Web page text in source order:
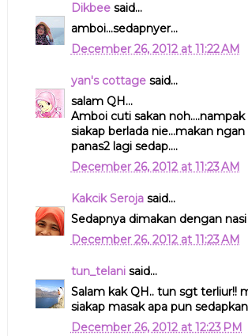
Dikbeesaid...
amboi...sedapnyer...
December 26, 2012 at 11:22 AM
yan's cottagesaid...
salam QH...
Amboi cuti sakan noh....nampak
siakap berlada nie...makan ngan
panas2 lagi sedap....
December 26, 2012 at 11:23 AM
Kakcik Serojasaid...
Sedapnya dimakan dengan nasi
December 26, 2012 at 11:23 AM
tun_telanisaid...
Salam kak QH.. tun sgt terliur!!
siakap masak apa pun
December 26, 2012 at 12:23 PM